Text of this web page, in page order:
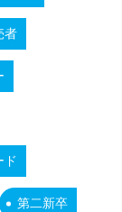
者
ド
第二新卒